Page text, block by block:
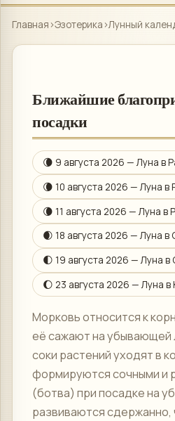
Главная ›Эзотерика ›Лунный
Ближайшие
посадки
🌘 9 августа 2026 — Луна в
🌘 10 августа 2026 — Луна в
🌘 11 августа 2026 — Луна в
🌒 18 августа 2026 — Луна в
🌓 19 августа 2026 — Луна в
🌔 23 августа 2026 — Луна в
Морковь относится к
её сажают на убывающей
соки растений уходят в
формируются сочными и
(ботва) при посадке на
развиваются